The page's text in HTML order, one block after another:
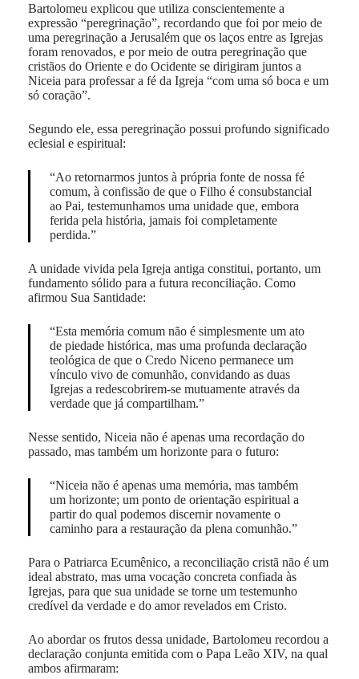
Bartolomeu explicou que utiliza conscientemente a
expressão “peregrinação”, recordando que foi por meio de
uma peregrinação a Jerusalém que os laços entre as Igrejas
foram renovados, e por meio de outra peregrinação que
cristãos do Oriente e do Ocidente se dirigiram juntos a
Niceia para professar a fé da Igreja “com uma só boca e um
só coração”.
Segundo ele, essa peregrinação possui profundo significado
eclesial e espiritual:
“Ao retornarmos juntos à própria fonte de nossa fé
comum, à confissão de que o Filho é consubstancial
ao Pai, testemunhamos uma unidade que, embora
ferida pela história, jamais foi completamente
perdida.”
A unidade vivida pela Igreja antiga constitui, portanto, um
fundamento sólido para a futura reconciliação. Como
afirmou Sua Santidade:
“Esta memória comum não é simplesmente um ato
de piedade histórica, mas uma profunda declaração
teológica de que o Credo Niceno permanece um
vínculo vivo de comunhão, convidando as duas
Igrejas a redescobrirem-se mutuamente através da
verdade que já compartilham.”
Nesse sentido, Niceia não é apenas uma recordação do
passado, mas também um horizonte para o futuro:
“Niceia não é apenas uma memória, mas também
um horizonte; um ponto de orientação espiritual a
partir do qual podemos discernir novamente o
caminho para a restauração da plena comunhão.”
Para o Patriarca Ecumênico, a reconciliação cristã não é um
ideal abstrato, mas uma vocação concreta confiada às
Igrejas, para que sua unidade se torne um testemunho
credível da verdade e do amor revelados em Cristo.
Ao abordar os frutos dessa unidade, Bartolomeu recordou a
declaração conjunta emitida com o Papa Leão XIV, na qual
ambos afirmaram: